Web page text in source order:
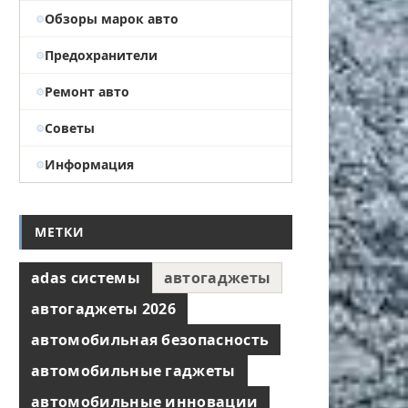
Обзоры марок авто
Предохранители
Ремонт авто
Советы
Информация
МЕТКИ
adas системы
автогаджеты
автогаджеты 2026
автомобильная безопасность
автомобильные гаджеты
автомобильные инновации